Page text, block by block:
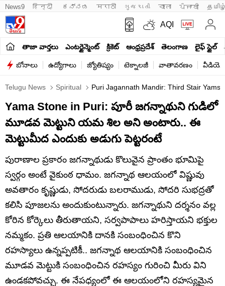
News9 हिन्दी ಕನ್ನಡ मराठी ગુજરાતી বাংলা ਪੰਜਾਬੀ
AQI
తాజా వార్తలు ఎంటర్టైన్మెంట్ క్రికెట్ ఆంధ్రప్రదేశ్ తెలంగాణ లైఫ్ స్టైల్
బోనాలు ఉద్యోగాలు జ్యోతిష్యం టెక్నాలజీ వాతావరణం
Telugu News Spiritual Puri Jagannath Mandir: Third Stair
Yama Stone in Puri: పూరీ జగన్నాథుని గుడిలో
మూడవ మెట్టుని యమ శిల అని అంటారు.. ఈ
మెట్టుమీద ఎందుకు అడుగు పెట్టరంటే
పురాణాల ప్రకారం జగన్నాథుడు కొలువైన ప్రాంతం భూమిపై
స్వర్గం అంటే వైకుంఠ ధామం. జగన్నాథ ఆలయంలో విష్ణువు
అవతారం కృష్ణుడు, సోదరుడు బలరాముడు, సోదరి సుభద్రతో
కలిసి పూజలను అందుకుంటున్నారు. జగన్నాథుని దర్శనం వల్ల
కోరిన కోర్కెలు తీరుతాయని, సర్వపాపాలు హరిస్తాయని భక్తుల
నమ్మకం. ప్రతి ఆలయానికి దానకి సంబంధించిన కొని
రహస్యాలు ఉన్నప్పటికీ.. జగన్నాథ ఆలయానికి సంబంధించిన
మూడవ మెట్టుకి సంబంధించిన రహస్యం గురించి మీరు విని
ఉండకపోవచ్చు. ఈ నేపధ్యంలో ఈ ఆలయంలోని రహస్యమైన